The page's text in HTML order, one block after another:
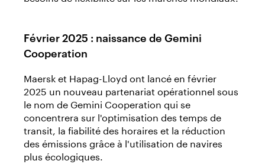
Février 2025 : naissance de Gemini
Cooperation
Maersk et Hapag-Lloyd ont lancé en février
2025 un nouveau partenariat opérationnel sous
le nom de Gemini Cooperation qui se
concentrera sur l'optimisation des temps de
transit, la fiabilité des horaires et la réduction
des émissions grâce à l'utilisation de navires
plus écologiques.